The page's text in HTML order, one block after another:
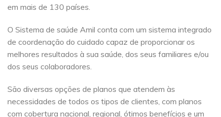
em mais de 130 países.
O Sistema de saúde Amil conta com um sistema integrado
de coordenação do cuidado capaz de proporcionar os
melhores resultados à sua saúde, dos seus familiares e/ou
dos seus colaboradores.
São diversas opções de planos que atendem às
necessidades de todos os tipos de clientes, com planos
com cobertura nacional, regional, ótimos benefícios e um